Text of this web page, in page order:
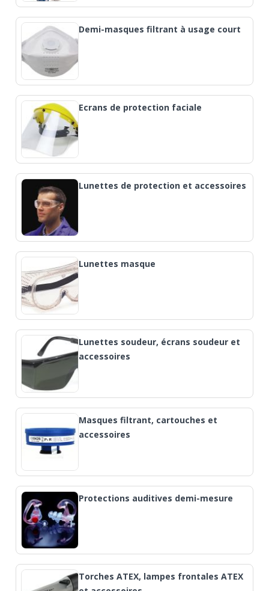
Demi-masques filtrant à usage court
Ecrans de protection faciale
Lunettes de protection et accessoires
Lunettes masque
Lunettes soudeur, écrans soudeur et
accessoires
Masques filtrant, cartouches et
accessoires
Protections auditives demi-mesure
Torches ATEX, lampes frontales ATEX